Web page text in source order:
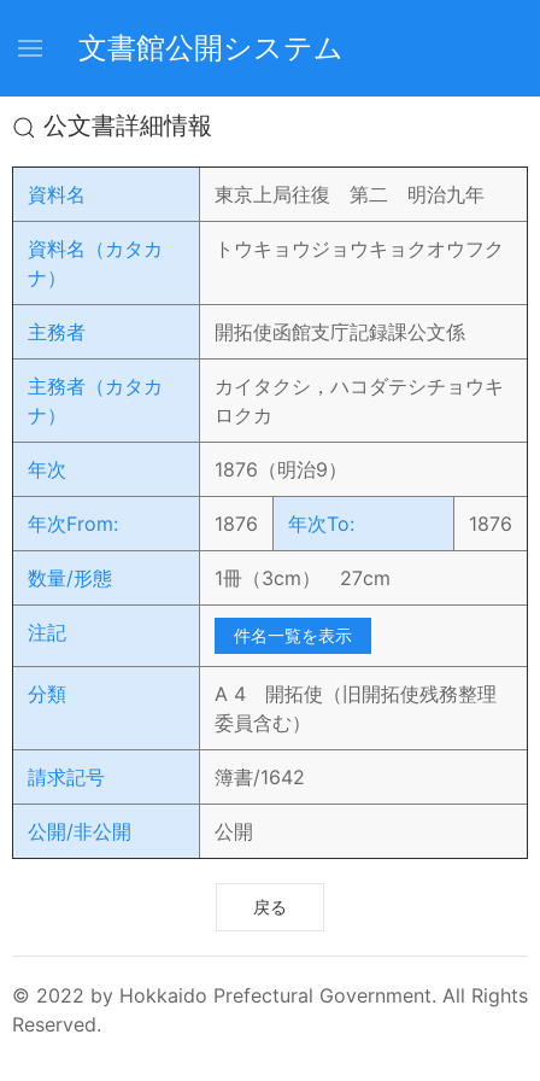
文書館公開システム
公文書詳細情報
資料名 東京上局往復 第二 明治九年
資料名（カタカ
ナ）
トウキョウジョウキョクオウフク
主務者 開拓使函館支庁記録課公文係
主務者（カタカ
ナ）
カイタクシ，ハコダテシチョウキ
ロクカ
年次 1876（明治9）
年次From: 1876 年次To: 1876
数量/形態 1冊（3cm） 27cm
注記 件名一覧を表示
分類
A 4 開拓使（旧開拓使残務整理
委員含む）
請求記号 簿書/1642
公開/非公開 公開
戻る
© 2022 by Hokkaido Prefectural Government. All Rights
Reserved.